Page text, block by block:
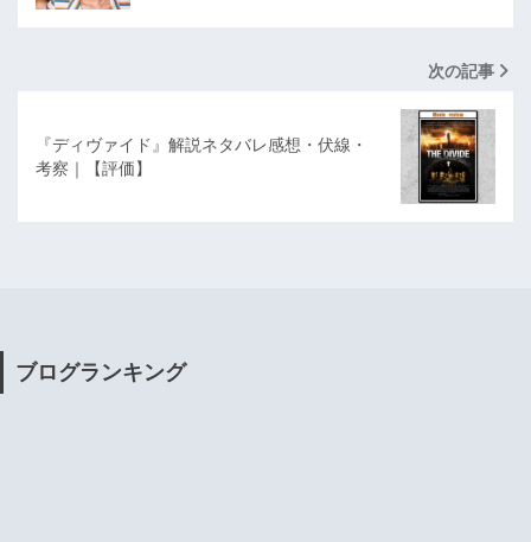
次の記事
『ディヴァイド』解説ネタバレ感想・伏線・
考察｜【評価】
ブログランキング